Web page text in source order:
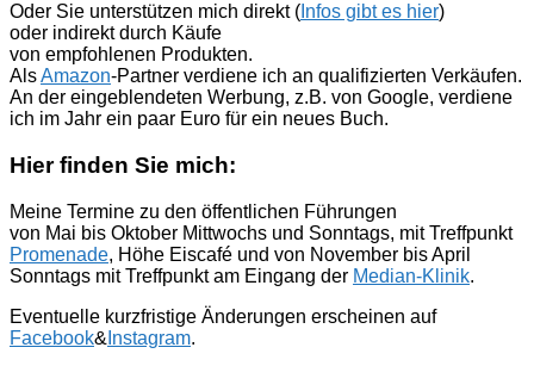
Oder Sie unterstützen mich direkt ( Infos gibt es hier)
oder indirekt durch Käufe
von empfohlenen Produkten.
AlsAmazon-Partner verdiene ich an qualifizierten Verkäufen.
An der eingeblendeten Werbung, z.B. von Google, verdiene
ich im Jahr ein paar Euro für ein neues Buch.
Hier finden Sie mich:
Meine Termine zu den öffentlichen Führungen
von Mai bis Oktober Mittwochs und Sonntags, mit Treffpunkt
Promenade, Höhe Eiscafé und von November bis April
Sonntags mit Treffpunkt am Eingang der Median-Klinik.
Eventuelle kurzfristige Änderungen erscheinen auf
Facebook& Instagram.